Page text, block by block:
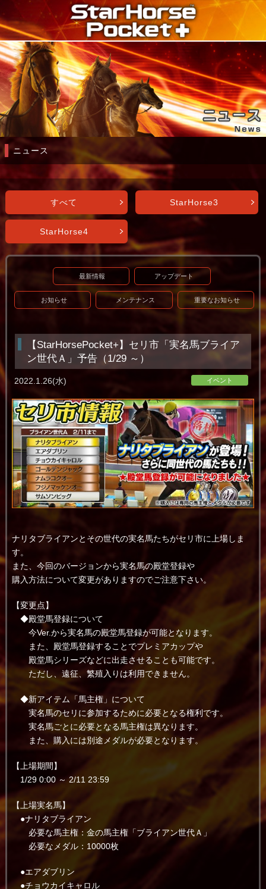
ニュース
すべて StarHorse3
StarHorse4
最新情報 アップデート
お知らせ メンテナンス 重要なお知らせ
【StarHorsePocket+】セリ市「実名馬ブライア
ン世代Ａ」予告（1/29 ～）
イベント
2022.1.26(水)
ナリタブライアンとその世代の実名馬たちがセリ市に上場しま
す。
また、今回のバージョンから実名馬の殿堂登録や
購入方法について変更がありますのでご注意下さい。
【変更点】
◆殿堂馬登録について
今Ver.から実名馬の殿堂馬登録が可能となります。
また、殿堂馬登録することでプレミアカップや
殿堂馬シリーズなどに出走させることも可能です。
ただし、遠征、繁殖入りは利用できません。
◆新アイテム「馬主権」について
実名馬のセリに参加するために必要となる権利です。
実名馬ごとに必要となる馬主権は異なります。
また、購入には別途メダルが必要となります。
【上場期間】
1/29 0:00 ～ 2/11 23:59
【上場実名馬】
●ナリタブライアン
必要な馬主権：金の馬主権「ブライアン世代Ａ」
必要なメダル：10000枚
●エアダブリン
●チョウカイキャロル